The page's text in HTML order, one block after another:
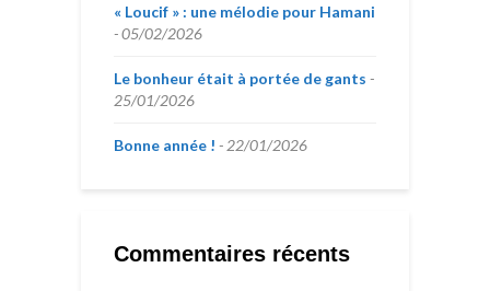
« Loucif » : une mélodie pour Hamani
05/02/2026
Le bonheur était à portée de gants
25/01/2026
Bonne année ! 22/01/2026
Commentaires récents